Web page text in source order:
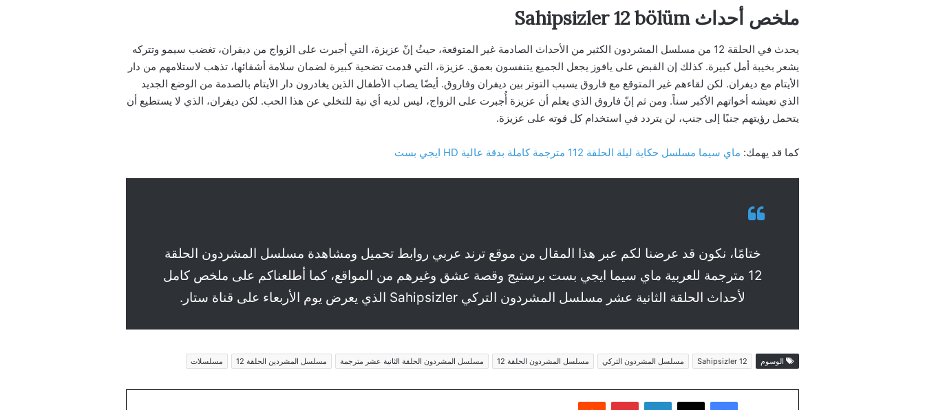
ملخص أحداث Sahipsizler 12 bölüm
يحدث في الحلقة 12 من مسلسل المشردون الكثير من الأحداث الصادمة غير المتوقعة، حيثُ إنّ عزيزة، التي أجبرت على الزواج من ديفران، تغضب سيمو وتتركه
يشعر بخيبة أمل كبيرة. كذلك إن القبض على يافوز يجعل الجميع يتنفسون بعمق. عزيزة، التي قدمت تضحية كبيرة لضمان سلامة أشقائها، تذهب لاستلامهم من دار
الأيتام مع ديفران. لكن لقاءهم غير المتوقع مع فاروق يسبب التوتر بين ديفران وفاروق. أيضًا يصاب الأطفال الذين يغادرون دار الأيتام بالصدمة من الوضع الجديد
الذي تعيشه أخواتهم الأكبر سناً. ومن ثم إنّ فاروق الذي يعلم أن عزيزة أُجبرت على الزواج، ليس لديه أي نية للتخلي عن هذا الحب. لكن ديفران، الذي لا يستطيع أن
يتحمل رؤيتهم جنبًا إلى جنب، لن يتردد في استخدام كل قوته على عزيزة.
كما قد يهمك: ماي سيما مسلسل حكاية ليلة الحلقة 112 مترجمة كاملة بدقة عالية HD ايجي بست
ختامًا، نكون قد عرضنا لكم عبر هذا المقال من موقع ترند عربي روابط تحميل ومشاهدة مسلسل المشردون الحلقة
12 مترجمة للعربية ماي سيما ايجي بست برستيج وقصة عشق وغيرهم من المواقع، كما أطلعناكم على ملخص كامل
لأحداث الحلقة الثانية عشر مسلسل المشردون التركي Sahipsizler الذي يعرض يوم الأربعاء على قناة ستار.
الوسوم Sahipsizler 12 مسلسل المشردون التركي مسلسل المشردون الحلقة 12 مسلسل المشردون الحلقة الثانية عشر مترجمة مسلسل المشردين الحلقة 12 مسلسلات
فيسبوك لينكدإن بينتيريست